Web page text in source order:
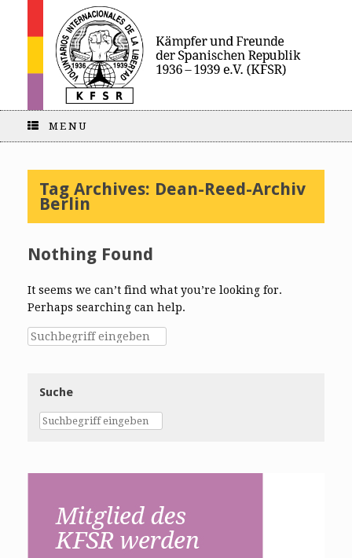
MENU
Tag Archives: Dean-Reed-Archiv
Berlin
Nothing Found
It seems we can’t find what you’re looking for.
Perhaps searching can help.
Suche